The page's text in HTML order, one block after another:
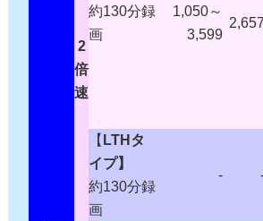
2
倍
速
約130分録
画
1,050～
3,599
2,657
【 LTHタ
イプ】
約130分録
画
-